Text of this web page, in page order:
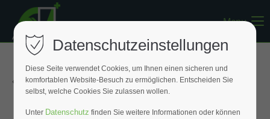
Register
Support
Lorem ipsum dolor sit amet:
Menu
« Zurück zur Übersicht
Datenschutzeinstellungen
Diese Seite verwendet Cookies, um Ihnen einen sicheren und
komfortablen Website-Besuch zu ermöglichen. Entscheiden Sie
selbst, welche Cookies Sie zulassen wollen.
Unter Datenschutz finden Sie weitere Informationen oder können